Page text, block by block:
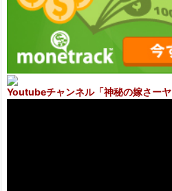
Youtubeチャンネル「神秘の嫁さー